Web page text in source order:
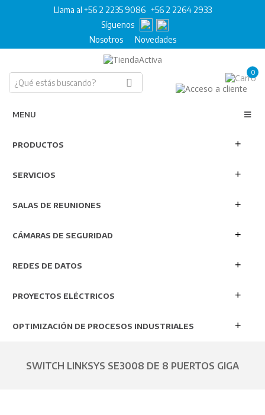
Llama al +56 2 2235 9086 +56 2 2264 2933
Síguenos
Nosotros
Novedades
0
MENU
PRODUCTOS
SERVICIOS
SALAS DE REUNIONES
CÁMARAS DE SEGURIDAD
REDES DE DATOS
PROYECTOS ELÉCTRICOS
OPTIMIZACIÓN DE PROCESOS INDUSTRIALES
SWITCH LINKSYS SE3008 DE 8 PUERTOS GIGA